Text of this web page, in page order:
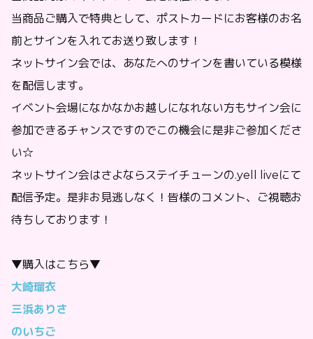
当商品ご購入で特典として、ポストカードにお客様のお名
前とサインを入れてお送り致します！
ネットサイン会では、あなたへのサインを書いている模様
を配信します。
イベント会場になかなかお越しになれない方もサイン会に
参加できるチャンスですのでこの機会に是非ご参加くださ
い☆
ネットサイン会はさよならステイチューンの.yell liveにて
配信予定。是非お見逃しなく！皆様のコメント、ご視聴お
待ちしております！
▼購入はこちら▼
大崎瑠衣
三浜ありさ
のいちご